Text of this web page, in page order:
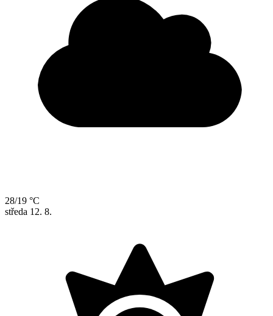
28/19 °C
středa 12. 8.